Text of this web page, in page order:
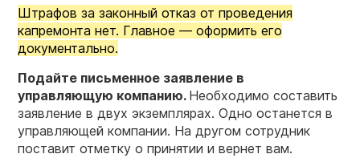
Штрафов за законный отказ от проведения
капремонта нет. Главное — оформить его
документально.
Подайте письменное заявление в
управляющую компанию. Необходимо составить
заявление в двух экземплярах. Одно останется в
управляющей компании. На другом сотрудник
поставит отметку о принятии и вернет вам.